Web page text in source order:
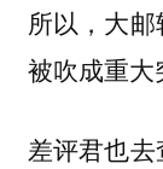
所以，大
被吹成重大
差评君也